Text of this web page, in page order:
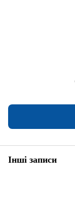
Інші записи